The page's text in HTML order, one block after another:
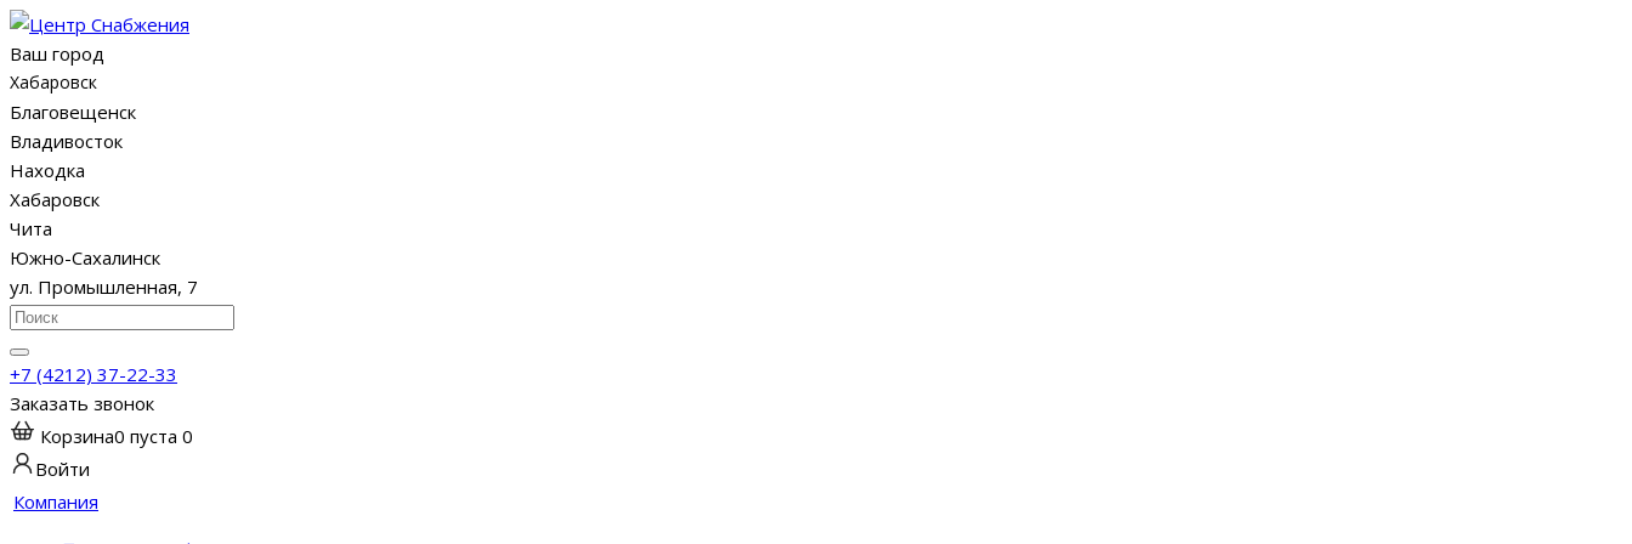
Ваш город
Хабаровск
Благовещенск
Владивосток
Находка
Хабаровск
Чита
Южно-Сахалинск
ул. Промышленная, 7
+7 (4212) 37-22-33
Заказать звонок
Корзина0 пуста 0
Войти
Компания